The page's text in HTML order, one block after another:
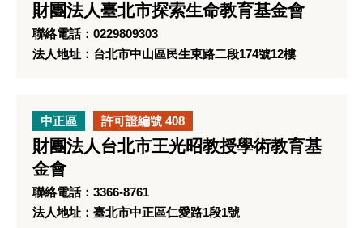
財團法人臺北市探索生命教育基金會
聯絡電話：0229809303
法人地址：台北市中山區民生東路二段174號12樓
中正區 許可證編號 408
財團法人台北市王光昭教授學術教育基
金會
聯絡電話：3366-8761
法人地址：臺北市中正區仁愛路1段1號